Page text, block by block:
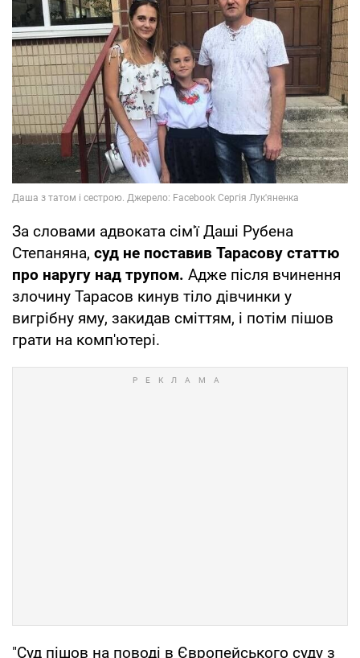
За словами адвоката сім'ї Даші Рубена
Степаняна, суд не поставив Тарасову статтю
про наругу над трупом. Адже після вчинення
злочину Тарасов кинув тіло дівчинки у
вигрібну яму, закидав сміттям, і потім пішов
грати на комп'ютері.
"Суд пішов на поводі в Європейського суду з